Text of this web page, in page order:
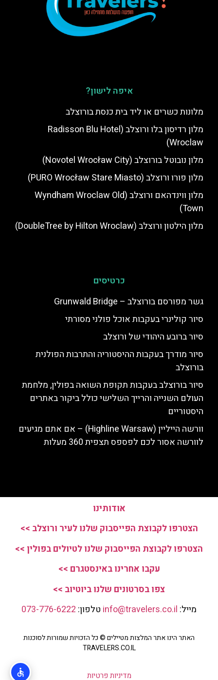
איפה לישון?
מלונות כשרים או ליד בית כנסת בורוצלב
מלון רדיסון בלו ורוצלב (Radisson Blu Hotel
Wroclaw)
מלון נובוטל בורוצלב (Novotel Wrocław City)
מלון פורו ורוצלב (PURO Wrocław Stare Miasto)
מלון ווינדהאם ורוצלב (Wyndham Wroclaw Old
Town)
מלון הילטון ורוצלב (DoubleTree by Hilton Wroclaw)
כרטיסים
גשר מפורסם בורוצלב – Grunwald Bridge
סיור קולינרי בעקבות אוכל פולני מסורתי
סיור ברובע היהודי של ורוצלב
סיור מודרך בעקבות ההיסטוריה והתרבות הפולנית
בורוצלב
סיור בורוצלב בעקבות תקופת השואה בפולין, מלחמת
העולם השנייה והרייך השלישי כולל ביקור באתרים
היסטוריים
וורשה הייליין (Highline Warsaw) – אם אתם מגיעים
לוורשה אסור לכם לפספס תצפית 360 מעלות
אודותינו
הצטרפו לקבוצת הפייסבוק שלנו לעיר ורוצלב >>
הצטרפו לקבוצת הפייסבוק שלנו לטיולים בפולין >>
עקבו אחרינו באינסטגרם >>
צפו בסרטונים שלנו ביוטיוב >>
מייל:
טלפון: 073-776-6222
האתר הינו אתר המלצות מטיילים © כל הזכויות שמורות לסוכנות
TRAVELERS.CO.IL
מדיניות פרטיות